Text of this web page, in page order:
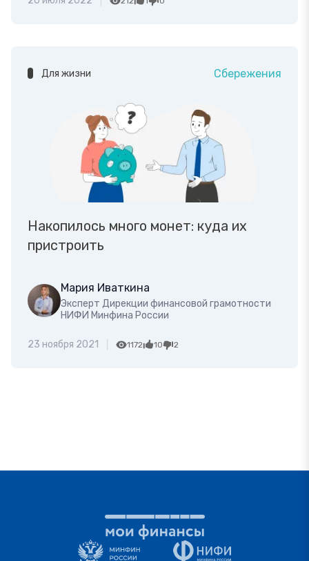
Для жизни Сбережения
Накопилось много монет: куда их
пристроить
Мария Иваткина
Эксперт Дирекции финансовой грамотности
НИФИ Минфина России
23 ноября 2021 1172 10 2